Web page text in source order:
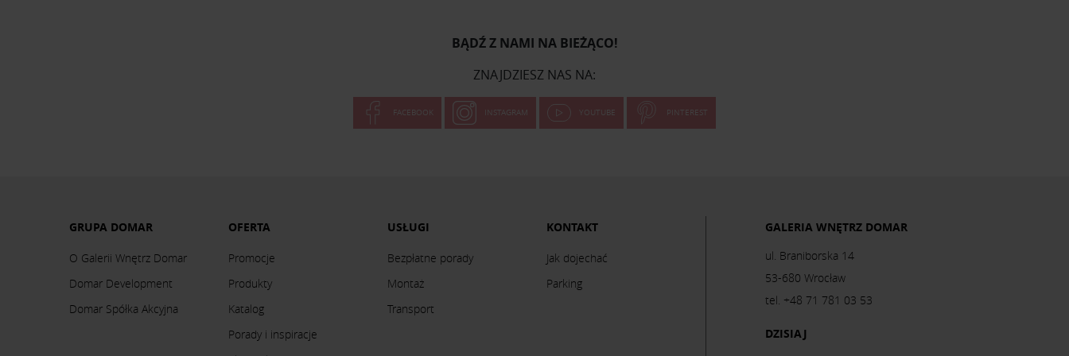
BĄDŹ Z NAMI NA BIEŻĄCO!
ZNAJDZIESZ NAS NA:
FACEBOOK INSTAGRAM YOUTUBE PINTEREST
GRUPA DOMAR
O Galerii Wnętrz Domar
Domar Development
Domar Spółka Akcyjna
OFERTA
Promocje
Produkty
Katalog
Porady i inspiracje
USŁUGI
Bezpłatne porady
Montaż
Transport
KONTAKT
Jak dojechać
Parking
GALERIA WNĘTRZ DOMAR
ul. Braniborska 14
53-680 Wrocław
tel. +48 71 781 03 53
DZISIAJ